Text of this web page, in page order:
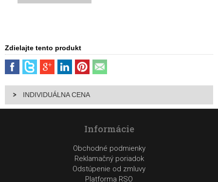
Zdielajte tento produkt
INDIVIDUÁLNA CENA
Informácie
Obchodné podmienky
Reklamačný poriadok
Odstúpenie od zmluvy
Platforma RSO